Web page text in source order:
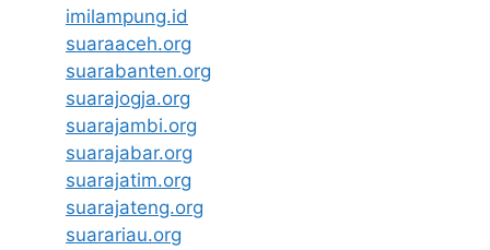
imilampung.id
suaraaceh.org
suarabanten.org
suarajogja.org
suarajambi.org
suarajabar.org
suarajatim.org
suarajateng.org
suarariau.org